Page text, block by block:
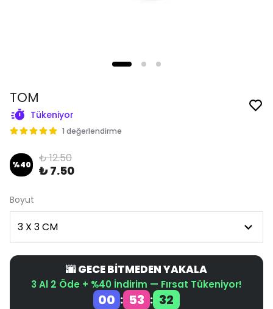
TOM
Tükeniyor
1 değerlendirme
%40 ₺ 12.50
₺ 7.50
Boyut
🌆 GECE BİTMEDEN YAKALA
3 Al 2 Öde + %40 İndirim — Fırsat Tükeniyor!
00 : 53 : 32